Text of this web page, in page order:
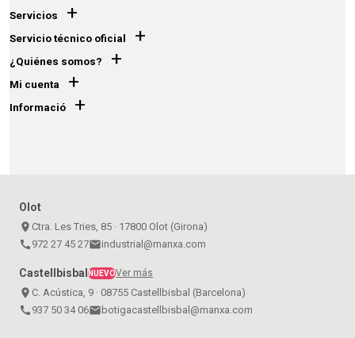
Servicios +
Servicio técnico oficial +
¿Quiénes somos? +
Mi cuenta +
Informació +
Olot
place Ctra. Les Tries, 85 · 17800 Olot (Girona)
call 972 27 45 27emailindustrial@manxa.com
CastellbisbalNUEVOVer más
place C. Acústica, 9 · 08755 Castellbisbal (Barcelona)
call 937 50 34 06emailbotigacastellbisbal@manxa.com